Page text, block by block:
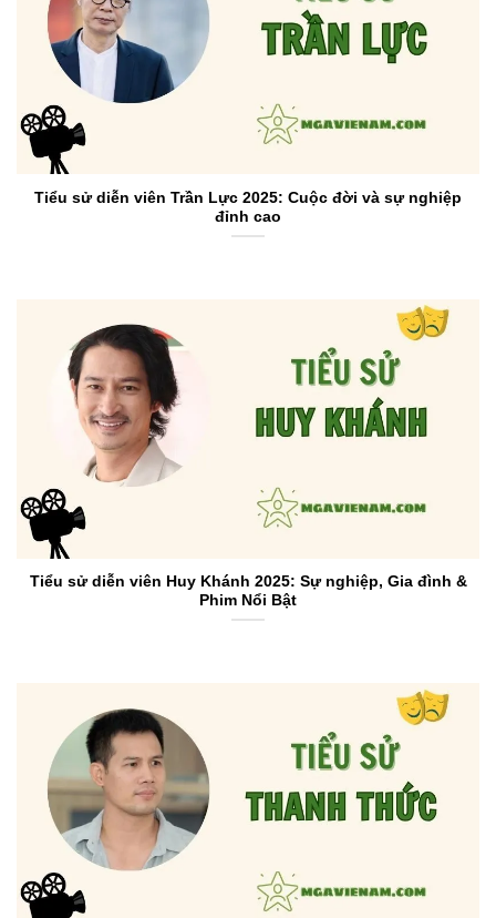
Tiểu sử diễn viên Trần Lực 2025: Cuộc đời và sự nghiệp
đỉnh cao
Tiểu sử diễn viên Huy Khánh 2025: Sự nghiệp, Gia đình &
Phim Nổi Bật